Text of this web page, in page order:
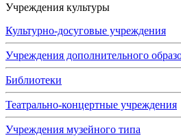
Учреждения культуры
Культурно-досуговые учреждения
Учреждения дополнительного
Библиотеки
Театрально-концертные учреждения
Учреждения музейного типа